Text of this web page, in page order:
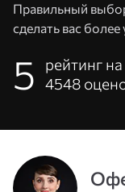
Правильный
сделать вас
5
рейтинг
4548